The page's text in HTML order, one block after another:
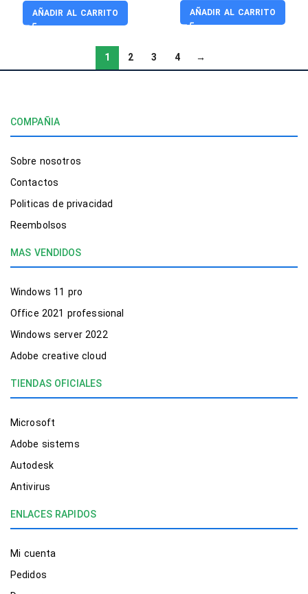
AÑADIR AL CARRITO AÑADIR AL CARRITO
1 2 3 4 →
COMPAÑIA
Sobre nosotros
Contactos
Politicas de privacidad
Reembolsos
MAS VENDIDOS
Windows 11 pro
Office 2021 professional
Windows server 2022
Adobe creative cloud
TIENDAS OFICIALES
Microsoft
Adobe sistems
Autodesk
Antivirus
ENLACES RAPIDOS
Mi cuenta
Pedidos